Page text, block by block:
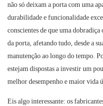
não só deixam a porta com uma
durabilidade e funcionalidade
conscientes de que uma
da porta, afetando tudo, desde a
manutenção ao longo do tempo.
estejam dispostas a investir um
melhor desempenho e maior vida
Eis algo interessante: os